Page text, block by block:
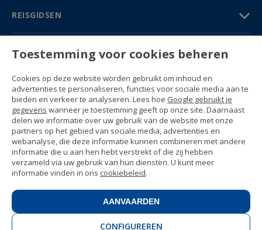
REISGIDSEN
PARTNERS
Contact
Prijzen & Brochures
(+34) 91 594 37 76
Gustavo Fernández Balbuena, 11
28002 Madrid, Spain
Sitemap
Algemene voorwaarden
Privacyverklaring
Enforex Cookiebeleid
(CIF B-79946729) All rights reserved.
Juridische kennisgeving
Toestemming voor cookies beheren
Cookies op deze website worden gebruikt om inhoud en
advertenties te personaliseren, functies voor sociale media aan te
bieden en verkeer te analyseren. Lees hoe Google gebruikt je
gegevens wanneer je toestemming geeft op onze site. Daarnaast
delen we informatie over uw gebruik van de website met onze
partners op het gebied van sociale media, advertenties en
webanalyse, die deze informatie kunnen combineren met andere
informatie die u aan hen hebt verstrekt of die zij hebben
verzameld via uw gebruik van hun diensten. U kunt meer
informatie vinden in ons cookiebeleid.
CONFIGUREREN
AANVAARDEN